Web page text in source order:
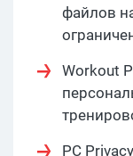
файлов
Workout
PC